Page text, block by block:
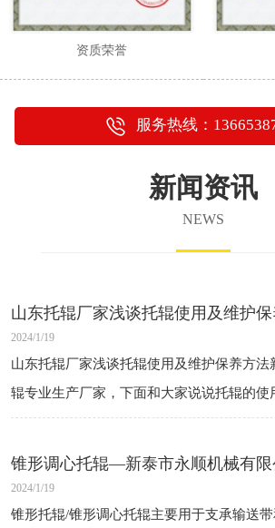
资质荣誉
服务热线：
新闻资讯
NEWS
山东托辊厂家浅谈托辊使用及维护
2024/1/19
山东托辊厂家浅谈托辊使用及维护保养方法
辊专业生产厂家，下面和大家说说托辊的使
法，以供大家参考。获取更多托辊资讯，可
锥形调心托辊—新泰市永顺机械有限
2024/1/19
锥形托辊/锥形调心托辊主要用于支承输送